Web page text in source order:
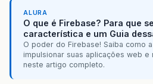
ALURA
O que é Firebase? Para que
característica e um Guia
O poder do Firebase! Saiba como
impulsionar suas aplicações web
neste artigo completo.